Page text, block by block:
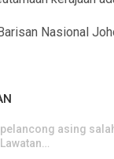
Nasional
pelancong asing